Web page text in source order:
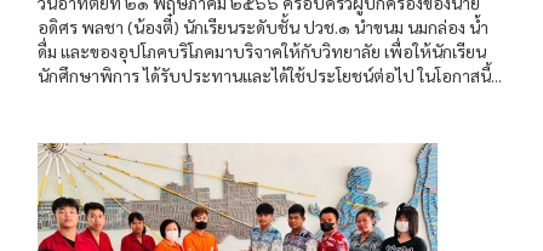
อดิศร พลชา (น้องตี๋) นักเรียนระดับชั้น ปวช.๑ นำขนม นมกล่อง น้ำ
ดื่ม และของอุปโภคบริโภคมาบริจาคให้กับวิทยาลัย เพื่อให้นักเรียน
นักศึกษาพิการ ได้รับประทานและได้ใช้ประโยชน์ต่อไป ในโอกาสนี้...